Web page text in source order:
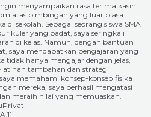
menyampaikan rasa terima kasih
atas bimbingan yang luar biasa
sekolah. Sebagai seorang siswa SMA
yang padat, saya seringkali
di kelas. Namun, dengan bantuan
saya mendapatkan pengajaran yang
tidak hanya mengajar dengan jelas,
tambahan dan strategi
memahami konsep-konsep fisika
mereka, saya berhasil mengatasi
meraih nilai yang memuaskan.